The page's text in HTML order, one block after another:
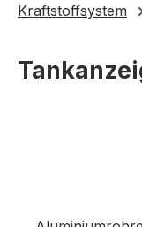
Kraftstoffsystem